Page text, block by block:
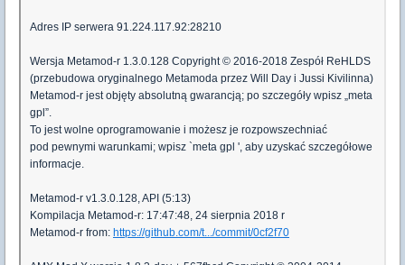
Adres IP serwera 91.224.117.92:28210
Wersja Metamod-r 1.3.0.128 Copyright © 2016-2018 Zespół ReHLDS
(przebudowa oryginalnego Metamoda przez Will Day i Jussi Kivilinna)
Metamod-r jest objęty absolutną gwarancją; po szczegóły wpisz „meta
gpl”.
To jest wolne oprogramowanie i możesz je rozpowszechniać
pod pewnymi warunkami; wpisz `meta gpl ', aby uzyskać szczegółowe
informacje.
Metamod-r v1.3.0.128, API (5:13)
Kompilacja Metamod-r: 17:47:48, 24 sierpnia 2018 r
Metamod-r from: https://github.com/t.../commit/0cf2f70